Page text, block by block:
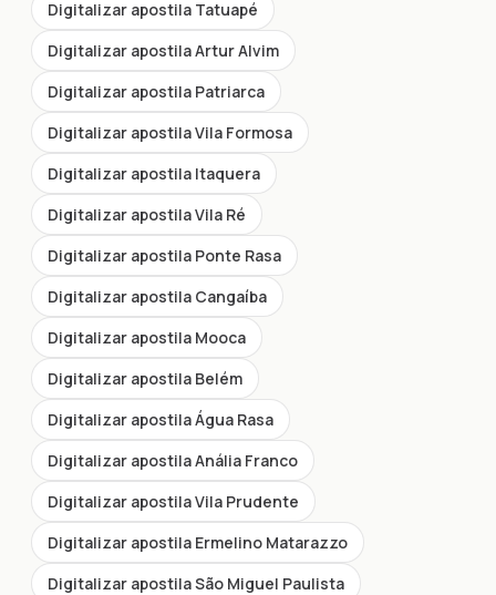
Digitalizar apostila Tatuapé
Digitalizar apostila Artur Alvim
Digitalizar apostila Patriarca
Digitalizar apostila Vila Formosa
Digitalizar apostila Itaquera
Digitalizar apostila Vila Ré
Digitalizar apostila Ponte Rasa
Digitalizar apostila Cangaíba
Digitalizar apostila Mooca
Digitalizar apostila Belém
Digitalizar apostila Água Rasa
Digitalizar apostila Anália Franco
Digitalizar apostila Vila Prudente
Digitalizar apostila Ermelino Matarazzo
Digitalizar apostila São Miguel Paulista